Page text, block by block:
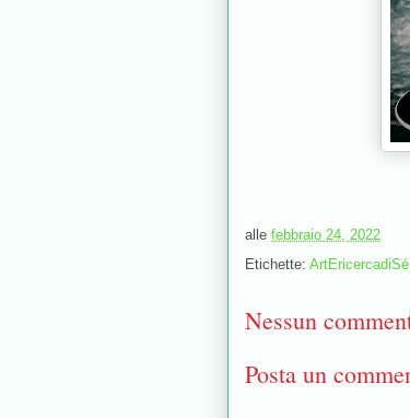
alle febbraio 24, 2022
Etichette: ArtEricercadiSé
Nessun
Posta un